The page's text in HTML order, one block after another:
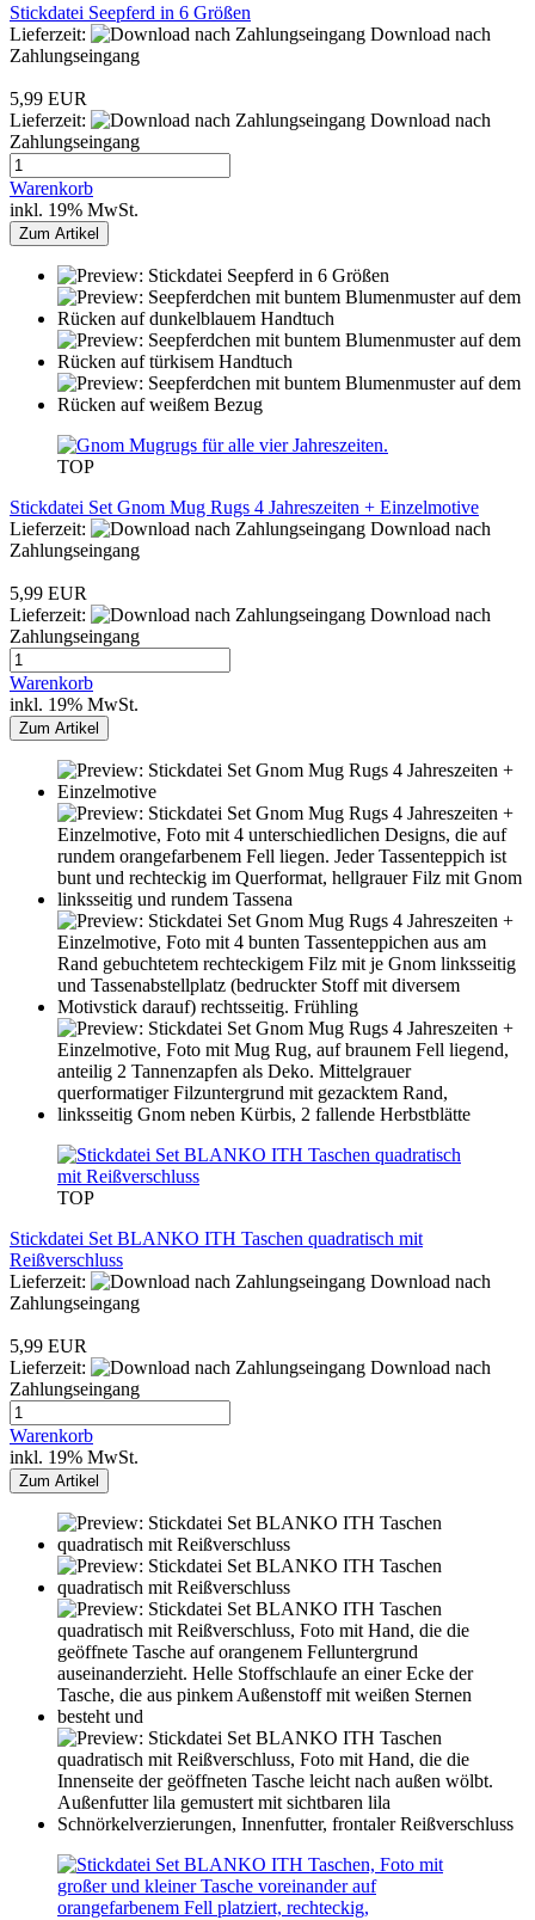
Stickdatei Seepferd in 6 Größen
Lieferzeit:
Download nach
Zahlungseingang
5,99 EUR
Lieferzeit:
Download nach
Zahlungseingang
Warenkorb
inkl. 19% MwSt.
Zum Artikel
TOP
Stickdatei Set Gnom Mug Rugs 4 Jahreszeiten + Einzelmotive
Lieferzeit:
Download nach
Zahlungseingang
5,99 EUR
Lieferzeit:
Download nach
Zahlungseingang
Warenkorb
inkl. 19% MwSt.
Zum Artikel
TOP
Stickdatei Set BLANKO ITH Taschen quadratisch mit
Reißverschluss
Lieferzeit:
Download nach
Zahlungseingang
5,99 EUR
Lieferzeit:
Download nach
Zahlungseingang
Warenkorb
inkl. 19% MwSt.
Zum Artikel